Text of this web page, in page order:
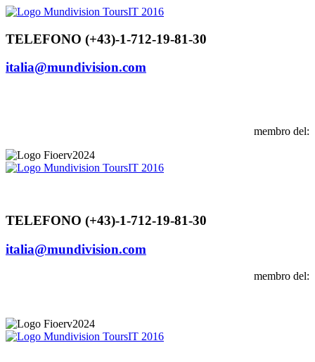
Vai
contenuto
TELEFONO (+43)-1-712-19-81-30
italia@mundivision.com
membro del:
TELEFONO (+43)-1-712-19-81-30
italia@mundivision.com
membro del: